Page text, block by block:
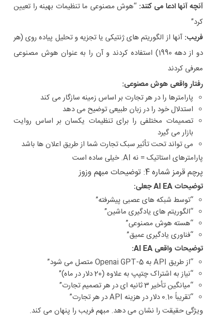
آنچه آنها ادعا می کنند: “هوش مصنوعی ما تنظیمات بهینه را تعیین
کرد”
فریب: آنها از الگوریتم های ژنتیکی یا تجزیه و تحلیل پیاده روی (هر
دو از دهه 1990) استفاده کردند و آن را به عنوان هوش مصنوعی
معرفی کردند
رفتار واقعی هوش مصنوعی:
پارامترها را در هر تجارت بر اساس زمینه سازگار می کند
استدلال خود را در زبان طبیعی توضیح می دهد
تصمیمات مختلفی را برای تنظیمات یکسان بر اساس روایت
بازار می گیرد
می تواند تحت تأثیر سبک تجارت شما از طریق اعلان ها باشد
پارامترهای استاتیک = نه AI. خیلی ساده است
پرچم قرمز شماره 4: توضیحات مبهم وزوز
توضیحات AI EA جعلی:
“توسط شبکه های عصبی پیشرفته”
“الگوریتم های یادگیری ماشین”
“هسته هوش مصنوعی”
“فناوری یادگیری عمیق”
توضیحات واقعی AI EA:
“از طریق API به Openai GPT-5 متصل می شود”
“نیاز به اشتراک چتپپ به علاوه (20 دلار در ماه)”
“میانگین تأخیر 3 ثانیه ای در هر تصمیم تجارت”
“تقریباً 0.10 دلار در هزینه API در هر تجارت”
ویژگی حقیقت را نشان می دهد. مبهم فریب را پنهان می کند.